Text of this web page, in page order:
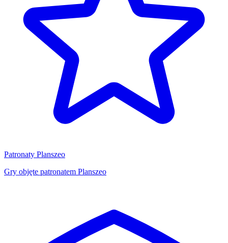
Patronaty Planszeo
Gry objęte patronatem Planszeo